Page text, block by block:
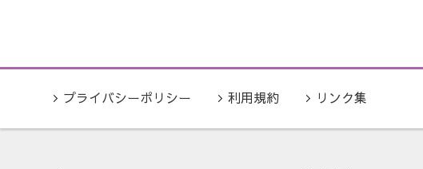
プライバシーポリシー 利用規約 リンク集